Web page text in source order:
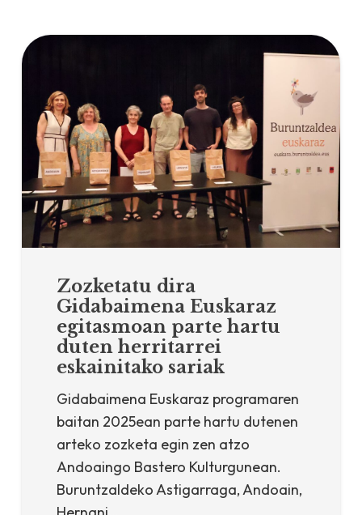
Zozketatu dira
Gidabaimena Euskaraz
egitasmoan parte hartu
duten herritarrei
eskainitako sariak
Gidabaimena Euskaraz programaren
baitan 2025ean parte hartu dutenen
arteko zozketa egin zen atzo
Andoaingo Bastero Kulturgunean.
Buruntzaldeko Astigarraga, Andoain,